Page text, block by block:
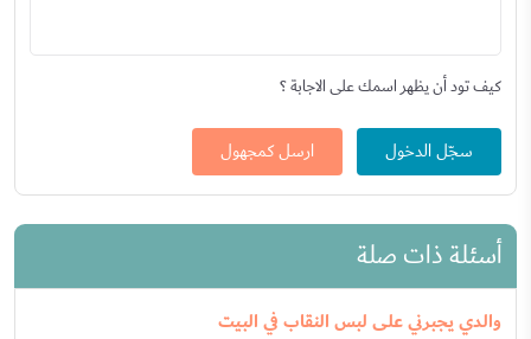
كيف تود أن يظهر اسمك على الاجابة ؟
سجّل الدخول ارسل كمجهول
أسئلة ذات صلة
والدي يجبرني على لبس النقاب في البيت